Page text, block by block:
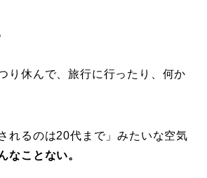
り休んで、旅行に行ったり、何か
れるのは20代まで」みたいな空気
なことない。